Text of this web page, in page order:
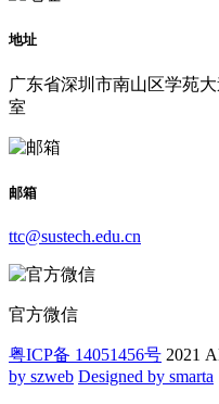
地址
广东省深圳市南山区学苑
室
邮箱
ttc@sustech.edu.cn
官方微信
粤ICP备 14051456号 2021
by szweb Designed by smarta